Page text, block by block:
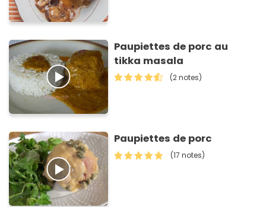
Paupiettes de porc au
tikka masala
(2 notes)
Paupiettes de porc
(17 notes)